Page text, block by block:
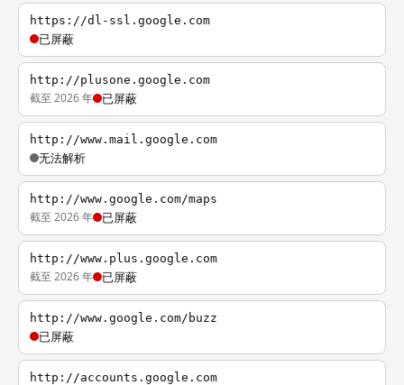
https://dl-ssl.google.com
已屏蔽
http://plusone.google.com
截至 2026 年 已屏蔽
http://www.mail.google.com
无法解析
http://www.google.com/maps
截至 2026 年 已屏蔽
http://www.plus.google.com
截至 2026 年 已屏蔽
http://www.google.com/buzz
已屏蔽
http://accounts.google.com